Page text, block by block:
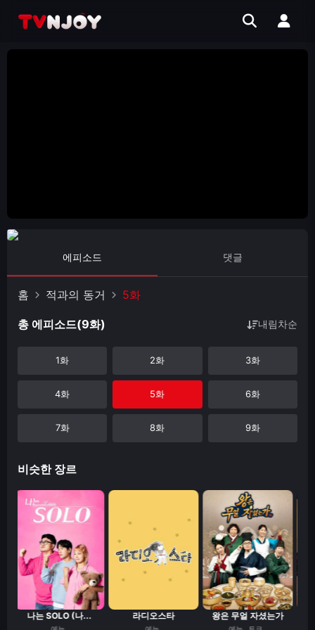
에피소드 댓글
홈 적과의 동거 5화
총 에피소드(9화) 내림차순
1화 2화 3화
4화 5화 6화
7화 8화 9화
비슷한 장르
나는 SOLO (나... 라디오스타 왕은 무얼 자셨는가